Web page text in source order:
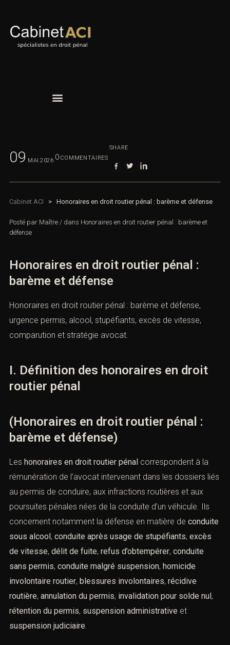
09 MAI 2026 0 COMMENTAIRES
SHARE
Cabinet ACI > Honoraires en droit routier pénal : barème et défense
Posté par Maître / dans Honoraires en droit routier pénal : barème et
défense
Honoraires en droit routier pénal :
barème et défense
Honoraires en droit routier pénal : barème et défense,
urgence permis, alcool, stupéfiants, excès de vitesse,
comparution et stratégie avocat.
I. Définition des honoraires en droit
routier pénal
(Honoraires en droit routier pénal :
barème et défense)
Les honoraires en droit routier pénal correspondent à la
rémunération de l’avocat intervenant dans les dossiers
liés au permis de conduire, aux infractions routières et
aux poursuites pénales nées de la conduite d’un
véhicule. Ils concernent notamment la défense en
matière deconduite sous alcool,conduite après usage
de stupéfiants,excès de vitesse,délit de fuite,refus
d’obtempérer ,conduite sans permis,conduite malgré
suspension ,homicide involontaire routier,blessures
involontaires,récidive routière ,annulation du permis,
invalidation pour solde nul,rétention du permis,
suspension administrative